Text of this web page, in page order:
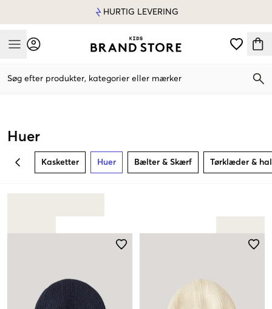
HURTIG LEVERING
Mobile Menu
Søg efter produkter, kategorier eller mærker
Huer
BACK Kasketter Huer Bælter & Skærf Tørklæder &